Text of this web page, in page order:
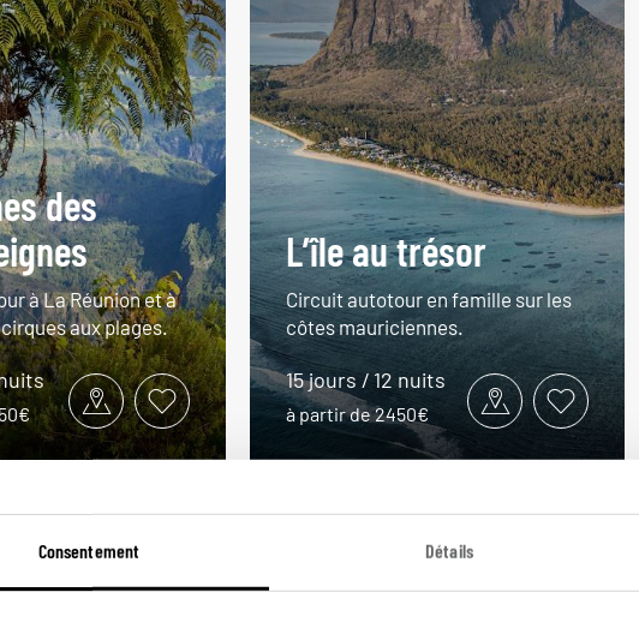
Consentement Détails
des
à La Réunion et à
aux plages.
L’île au trésor
Circuit autotour en famille sur les
côtes mauriciennes.
15 jours / 12 nuits
à partir de 2450€
VOIR NOS 11 IDÉES DE VOYAGE À L' ÎLE MAURICE